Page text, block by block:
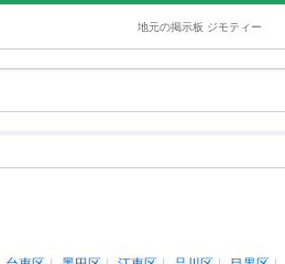
地元の掲示板 ジモティー